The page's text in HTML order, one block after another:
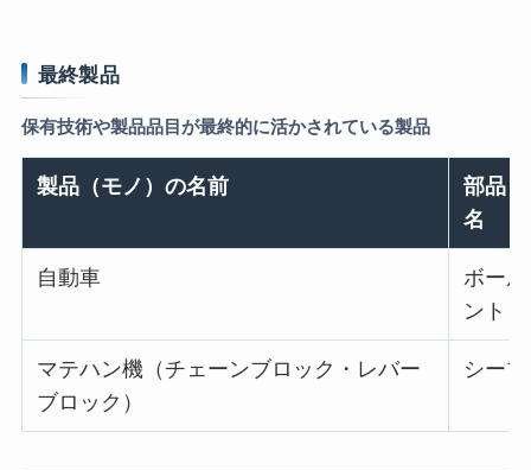
最終製品
保有技術や製品品目が最終的に活かされている製品
製品（モノ）の名前
部品
名
自動車
ボー
ント
マテハン機（チェーンブロック・レバー
ブロック）
シー